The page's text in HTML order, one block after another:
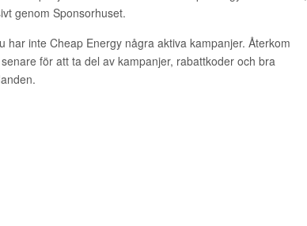
genom Sponsorhuset.
har inte Cheap Energy några aktiva kampanjer. Återkom
för att ta del av kampanjer, rabattkoder och bra